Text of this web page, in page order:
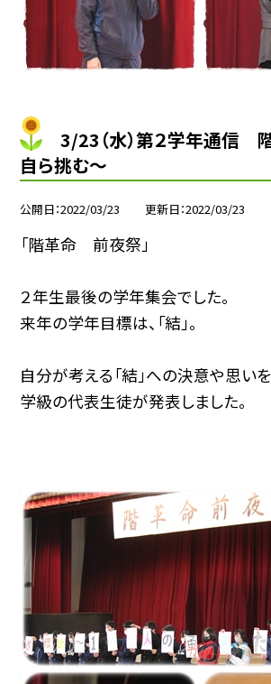
3/23（水）第２学年通信
自ら挑む〜
公開日 2022/03/23 更新日 2022/03/23
「階革命 前夜祭」
２年生最後の学年集会でした。
来年の学年目標は、「結」。
自分が考える「結」への決意や思いを
学級の代表生徒が発表しました。